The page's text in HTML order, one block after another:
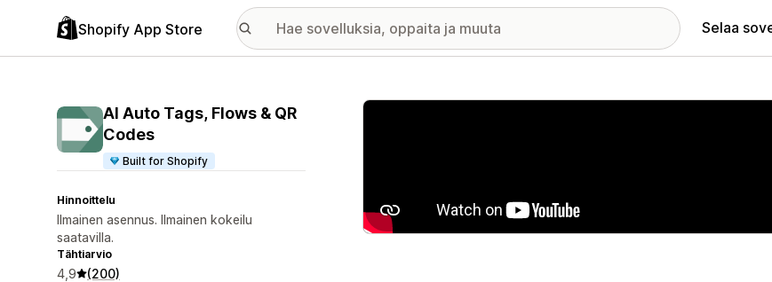
Shopify App Store Selaa
AI Auto Tags, Flows & QR
Codes
Built for Shopify
Hinnoittelu
Ilmainen asennus. Ilmainen kokeilu
saatavilla.
Tähtiarvio
4,9 (200)
Esittelykuvagalleria